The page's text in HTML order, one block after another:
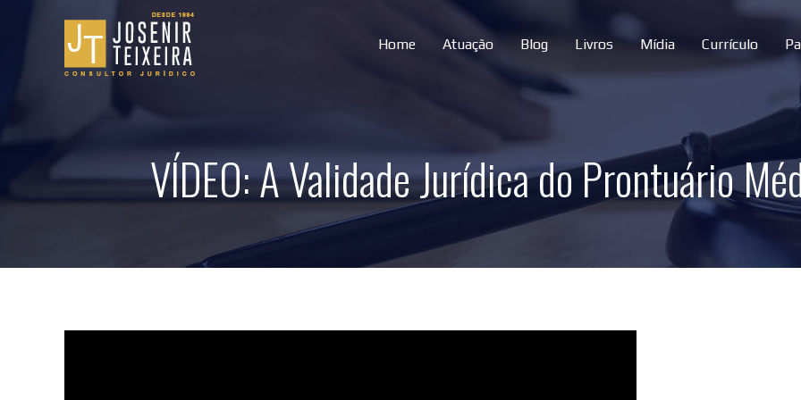
Home Atuação Blog Livros Mídia Currículo
VÍDEO: A Validade Jurídica do Prontuário